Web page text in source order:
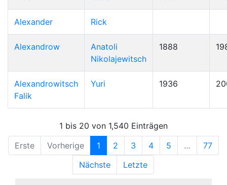
Alexander Rick
Alexandrow
Anatoli
Nikolajewitsch
1888
Alexandrowitsch
Falik
Yuri 1936
1 bis 20 von 1,540 Einträgen
Erste
Vorherige 1 2 3 4 5 …
77
Nächste
Letzte